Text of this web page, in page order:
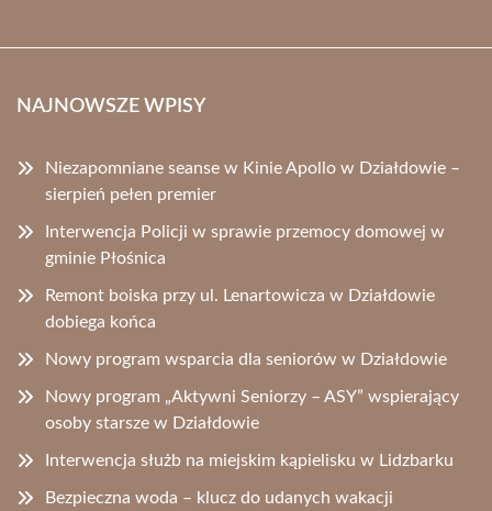
NAJNOWSZE WPISY
Niezapomniane seanse w Kinie Apollo w Działdowie –
sierpień pełen premier
Interwencja Policji w sprawie przemocy domowej w
gminie Płośnica
Remont boiska przy ul. Lenartowicza w Działdowie
dobiega końca
Nowy program wsparcia dla seniorów w Działdowie
Nowy program „Aktywni Seniorzy – ASY” wspierający
osoby starsze w Działdowie
Interwencja służb na miejskim kąpielisku w Lidzbarku
Bezpieczna woda – klucz do udanych wakacji